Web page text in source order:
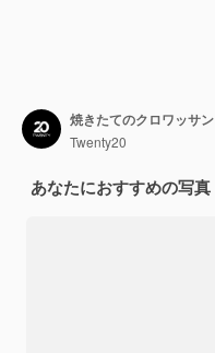
焼きたてのクロワッサン
Twenty20
あなたにおすすめの写真